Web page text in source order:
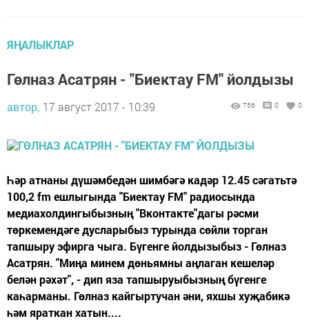
ЯҢАЛЫКЛАР
Гөлназ Асатрян - "Биектау FM" йолдызы
автор, 17 август 2017 - 10:39 756 0 0
Һәр атнаны дүшәмбедән шимбәгә кадәр 12.45 сәгатьтә
100,2 fm ешлыгында "Биектау FM" радиосында
медиахолдингыбызның "Вконтакте"дагы рәсми
төркемендәге дусларыбыз турында сөйли торган
тапшыру эфирга чыга. Бүгенге йолдызыбыз - Гөлназ
Асатрян. "Миңа минем дөньямны аңлаган кешеләр
белән рәхәт", - дип яза тапшыруыбызның бүгенге
каһарманы. Гөлназ кайгыртучан әни, яхшы хуҗабикә
һәм яраткан хатын....